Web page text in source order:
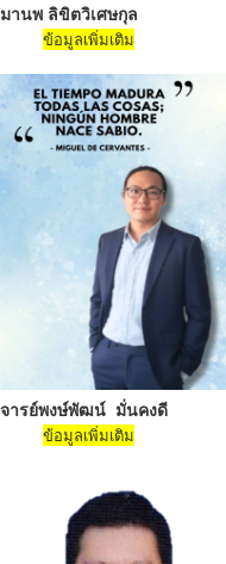
มานพ ลิขิตวิเศษกุล
ข้อมูลเพิ่มเติม
จารย์พงษ์พัฒน์ มั่นคงดี
ข้อมูลเพิ่มเติม